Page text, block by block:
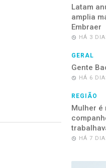
Latam
amplia
Embraer
HÁ 3
GERAL
Gente
HÁ 6
REGIÃO
Mulher é
HÁ 7